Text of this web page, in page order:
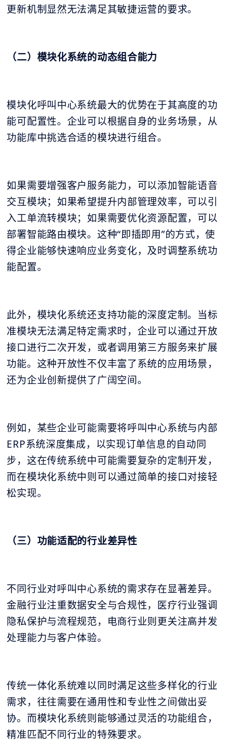
更新机制显然无法满足其敏捷运营的要求。
（二）模块化系统的动态组合能力
模块化呼叫中心系统最大的优势在于其高度的功
能可配置性。企业可以根据自身的业务场景，从
功能库中挑选合适的模块进行组合。
如果需要增强客户服务能力，可以添加智能语音
交互模块；如果希望提升内部管理效率，可以引
入工单流转模块；如果需要优化资源配置，可以
部署智能路由模块。这种“即插即用”的方式，使
得企业能够快速响应业务变化，及时调整系统功
能配置。
此外，模块化系统还支持功能的深度定制。当标
准模块无法满足特定需求时，企业可以通过开放
接口进行二次开发，或者调用第三方服务来扩展
功能。这种开放性不仅丰富了系统的应用场景，
还为企业创新提供了广阔空间。
例如，某些企业可能需要将呼叫中心系统与内部
ERP系统深度集成，以实现订单信息的自动同
步，这在传统系统中可能需要复杂的定制开发，
而在模块化系统中则可以通过简单的接口对接轻
松实现。
（三）功能适配的行业差异性
不同行业对呼叫中心系统的需求存在显著差异。
金融行业注重数据安全与合规性，医疗行业强调
隐私保护与流程规范，电商行业则更关注高并发
处理能力与客户体验。
传统一体化系统难以同时满足这些多样化的行业
需求，往往需要在通用性和专业性之间做出妥
协。而模块化系统则能够通过灵活的功能组合，
精准匹配不同行业的特殊要求。